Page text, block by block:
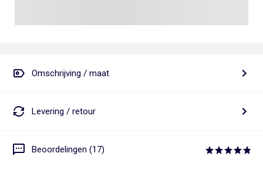
Omschrijving / maat
Levering / retour
Beoordelingen (17)